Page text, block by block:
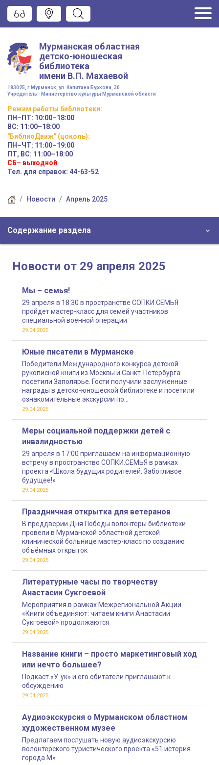
Мурманская областная
детско-юношеская
библиотека
имени В.П. Махаевой
183025, г.Мурманск, ул. Капитана Буркова, 30
Учредитель - Министерство культуры Мурманской области
Режим работы библиотеки:
ПН–ПТ: 10:00–18:00
ВС: 11:00–18:00
"БиблиоДвиж" (цоколь):
ПН–ЧТ: 11:00–19:00
ПТ, ВС: 11:00–18:00
СБ– выходной
Тел. для справок: 44-63-52
Новости Апрель 2025
Содержание раздела
Новости от 29 апреля 2025
Мы – семья!
29 апреля в 18:30 в пространстве СОПКИ.СЕМЬЯ
пройдет мастер-класс для семей участников
специальной военной операции
29.04.2025
Юные писатели в Мурманске
Победители Международного конкурса детской
рукописной книги из Москвы и Санкт-Петербурга
посетили Заполярье. Гости получили заслуженные
награды в детско-юношеской библиотеке и посетили
ознакомительные экскурсии по
достопримечательностям и музеям Мурманска
29.04.2025
Меры социальной поддержки детей с
инвалидностью
29 апреля в 17:00 приглашаем на информационную
встречу в пространство СОПКИ.СЕМЬЯ в рамках
проекта «Школа будущих родителей. Заботливое
будущее!»
29.04.2025
Праздничная открытка для ветеранов
В преддверии Дня Победы волонтеры библиотеки
провели в Мурманской областной детской
клинической больнице мастер-класс по созданию
объёмных открыток
29.04.2025
Литературные часы по творчеству
Анастасии Сукгоевой
Мероприятия в рамках Межрегиональной Акции
«Книги объединяют: читаем книги Анастасии
Сукгоевой» продолжаются
29.04.2025
Название книги – просто маркетинговый ход
или нечто большее?
Подкаст «У-ук» и его обитатели приглашают к
обсуждению
29.04.2025
Аудиоэкскурсия о Мурманском областном
художественном музее
Предлагаем послушать новую аудиоэкскурсию
волонтерского туристического проекта «51 история
города М»